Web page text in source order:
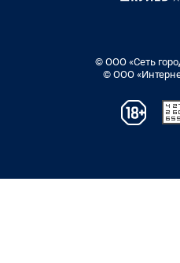
© ООО «Сеть
© ООО